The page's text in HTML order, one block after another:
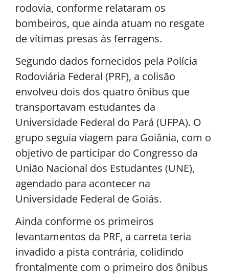
rodovia, conforme relataram os
bombeiros, que ainda atuam no resgate
de vítimas presas às ferragens.
Segundo dados fornecidos pela Polícia
Rodoviária Federal (PRF), a colisão
envolveu dois dos quatro ônibus que
transportavam estudantes da
Universidade Federal do Pará (UFPA). O
grupo seguia viagem para Goiânia, com o
objetivo de participar do Congresso da
União Nacional dos Estudantes (UNE),
agendado para acontecer na
Universidade Federal de Goiás.
Ainda conforme os primeiros
levantamentos da PRF, a carreta teria
invadido a pista contrária, colidindo
frontalmente com o primeiro dos ônibus